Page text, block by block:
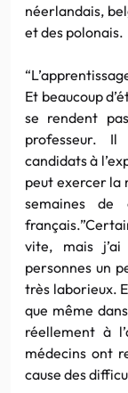
néerlandais,
et des polonais.
Et beaucoup
se rendent
professeur.
candidats à
peut exercer la
semaines de
vite, mais
personnes un
très laborieux.
que même
réellement à
médecins ont
cause des